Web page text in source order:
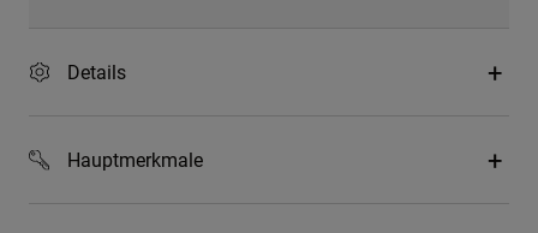
Details
Hauptmerkmale